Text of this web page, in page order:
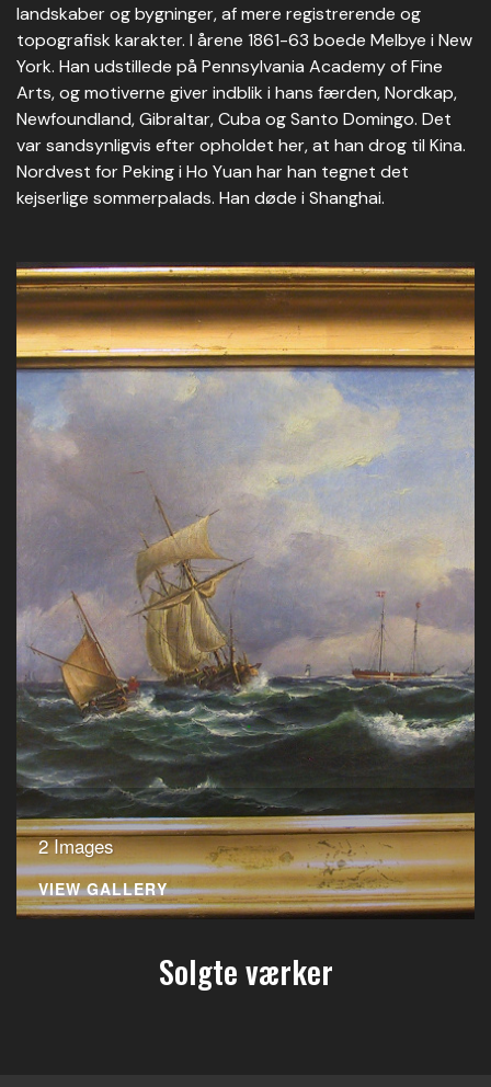
landskaber og bygninger, af mere registrerende og
topografisk karakter. I årene 1861-63 boede Melbye i New
York. Han udstillede på Pennsylvania Academy of Fine
Arts, og motiverne giver indblik i hans færden, Nordkap,
Newfoundland, Gibraltar, Cuba og Santo Domingo. Det
var sandsynligvis efter opholdet her, at han drog til Kina.
Nordvest for Peking i Ho Yuan har han tegnet det
kejserlige sommerpalads. Han døde i Shanghai.
2 Images
VIEW GALLERY
Solgte værker